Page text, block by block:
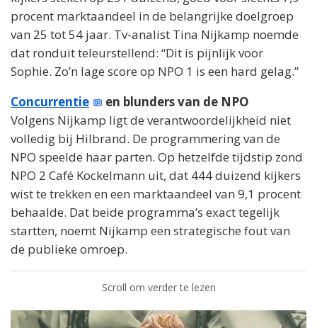
procent marktaandeel in de belangrijke doelgroep
van 25 tot 54 jaar. Tv-analist Tina Nijkamp noemde
dat ronduit teleurstellend: “Dit is pijnlijk voor
Sophie. Zo’n lage score op NPO 1 is een hard gelag.”
Concurrentie
en blunders van de NPO
Volgens Nijkamp ligt de verantwoordelijkheid niet
volledig bij Hilbrand. De programmering van de
NPO speelde haar parten. Op hetzelfde tijdstip zond
NPO 2 Café Kockelmann uit, dat 444 duizend kijkers
wist te trekken en een marktaandeel van 9,1 procent
behaalde. Dat beide programma’s exact tegelijk
startten, noemt Nijkamp een strategische fout van
de publieke omroep.
Scroll om verder te lezen